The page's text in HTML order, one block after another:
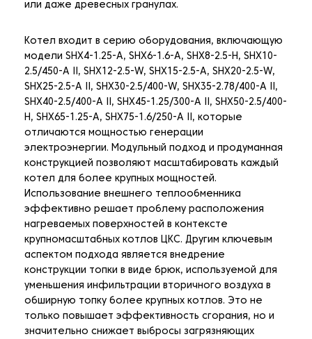
или даже древесных гранулах.
Котел входит в серию оборудования, включающую
модели SHX4-1.25-A, SHX6-1.6-A, SHX8-2.5-H, SHX10-
2.5/450-A II, SHX12-2.5-W, SHX15-2.5-A, SHX20-2.5-W,
SHX25-2.5-A II, SHX30-2.5/400-W, SHX35-2.78/400-A II,
SHX40-2.5/400-A II, SHX45-1.25/300-A II, SHX50-2.5/400-
H, SHX65-1.25-A, SHX75-1.6/250-A II, которые
отличаются мощностью генерации
электроэнергии. Модульный подход и продуманная
конструкцией позволяют масштабировать каждый
котел для более крупных мощностей.
Использование внешнего теплообменника
эффективно решает проблему расположения
нагреваемых поверхностей в контексте
крупномасштабных котлов ЦКС. Другим ключевым
аспектом подхода является внедрение
конструкции топки в виде брюк, используемой для
уменьшения инфильтрации вторичного воздуха в
обширную топку более крупных котлов. Это не
только повышает эффективность сгорания, но и
значительно снижает выбросы загрязняющих